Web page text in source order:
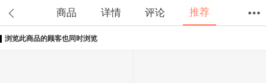
商品 详情 评论 推荐
浏览此商品的顾客也同时浏览